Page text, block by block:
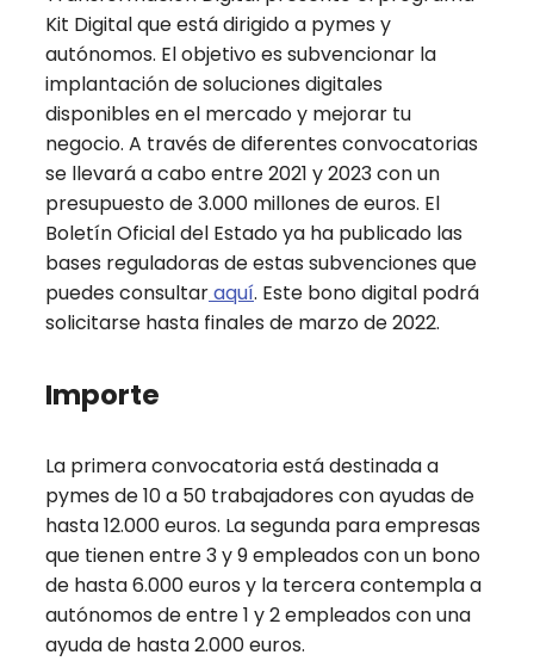
Kit Digital que está dirigido a pymes y
autónomos. El objetivo es subvencionar la
implantación de soluciones digitales
disponibles en el mercado y mejorar tu
negocio. A través de diferentes convocatorias
se llevará a cabo entre 2021 y 2023 con un
presupuesto de 3.000 millones de euros. El
Boletín Oficial del Estado ya ha publicado las
bases reguladoras de estas subvenciones que
puedes consultaraquí. Este bono digital podrá
solicitarse hasta finales de marzo de 2022.
Importe
La primera convocatoria está destinada a
pymes de 10 a 50 trabajadores con ayudas de
hasta 12.000 euros. La segunda para empresas
que tienen entre 3 y 9 empleados con un bono
de hasta 6.000 euros y la tercera contempla a
autónomos de entre 1 y 2 empleados con una
ayuda de hasta 2.000 euros.